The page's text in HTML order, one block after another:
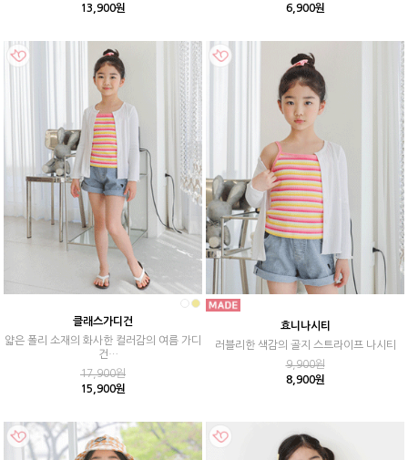
13,900원
6,900원
클래스가디건
얇은 폴리 소재의 화사한 컬러감의 여름 가디
건
자외선과 에어컨 바람을 막아주는 필수 아이
템 ♥
17,900원
15,900원
효니나시티
러블리한 색감의 골지 스트라이프 나시티
9,900원
8,900원